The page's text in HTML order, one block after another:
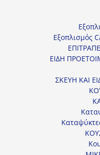
Εξοπλισμός
ΕΙΔΗ
ΣΚΕΥΗ ΚΑΙ